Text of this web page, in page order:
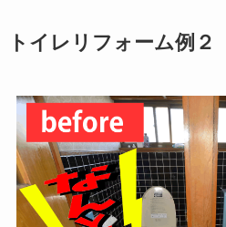
トイレリフォーム例２